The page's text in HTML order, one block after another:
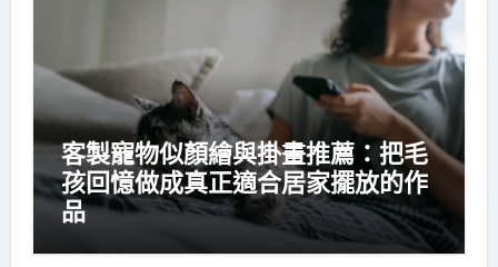
客製寵物似顏繪與掛畫推薦：把毛
孩回憶做成真正適合居家擺放的作
品